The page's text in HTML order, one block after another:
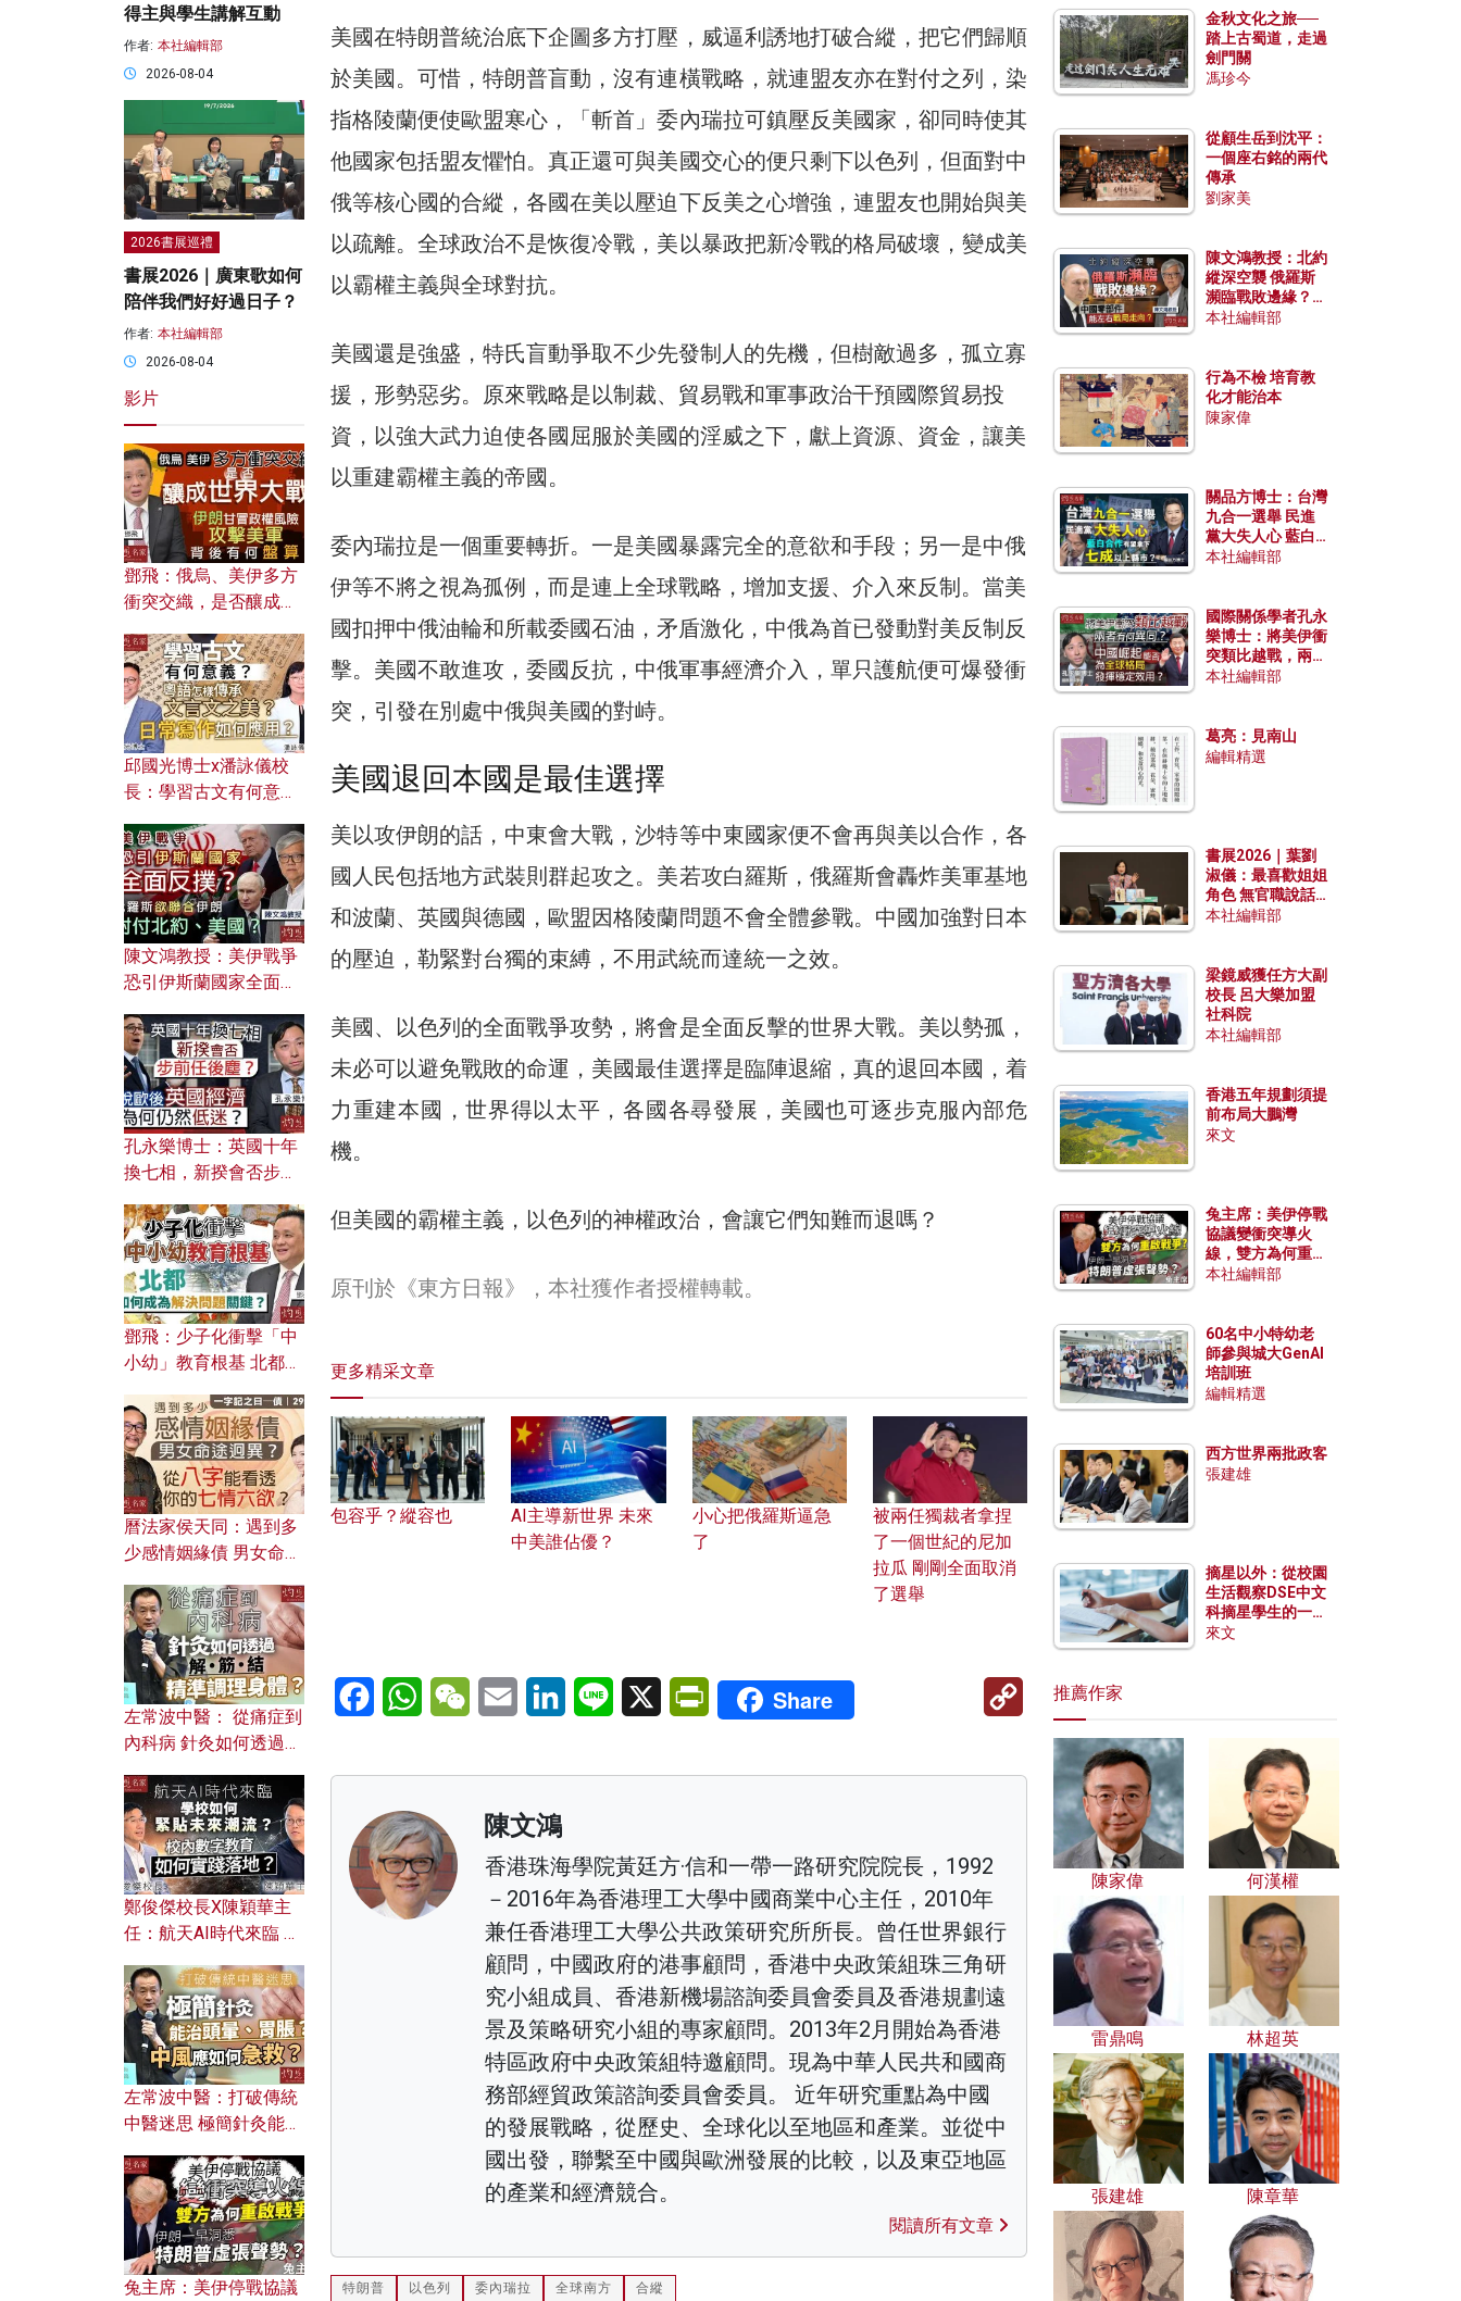
美國在特朗普統治底下企圖多方打壓，威逼利誘地打破合縱，把它們歸順
於美國。可惜，特朗普盲動，沒有連橫戰略，就連盟友亦在對付之列，染
指格陵蘭便使歐盟寒心，「斬首」委內瑞拉可鎮壓反美國家，卻同時使其
他國家包括盟友懼怕。真正還可與美國交心的便只剩下以色列，但面對中
俄等核心國的合縱，各國在美以壓迫下反美之心增強，連盟友也開始與美
以疏離。全球政治不是恢復冷戰，美以暴政把新冷戰的格局破壞，變成美
以霸權主義與全球對抗。
美國還是強盛，特氏盲動爭取不少先發制人的先機，但樹敵過多，孤立寡
援，形勢惡劣。原來戰略是以制裁、貿易戰和軍事政治干預國際貿易投
資，以強大武力迫使各國屈服於美國的淫威之下，獻上資源、資金，讓美
以重建霸權主義的帝國。
委內瑞拉是一個重要轉折。一是美國暴露完全的意欲和手段；另一是中俄
伊等不將之視為孤例，而是連上全球戰略，增加支援、介入來反制。當美
國扣押中俄油輪和所載委國石油，矛盾激化，中俄為首已發動對美反制反
擊。美國不敢進攻，委國反抗，中俄軍事經濟介入，單只護航便可爆發衝
突，引發在別處中俄與美國的對峙。
美國退回本國是最佳選擇
美以攻伊朗的話，中東會大戰，沙特等中東國家便不會再與美以合作，各
國人民包括地方武裝則群起攻之。美若攻白羅斯，俄羅斯會轟炸美軍基地
和波蘭、英國與德國，歐盟因格陵蘭問題不會全體參戰。中國加強對日本
的壓迫，勒緊對台獨的束縛，不用武統而達統一之效。
美國、以色列的全面戰爭攻勢，將會是全面反擊的世界大戰。美以勢孤，
未必可以避免戰敗的命運，美國最佳選擇是臨陣退縮，真的退回本國，着
力重建本國，世界得以太平，各國各尋發展，美國也可逐步克服內部危
機。
但美國的霸權主義，以色列的神權政治，會讓它們知難而退嗎？
原刊於《東方日報》，本社獲作者授權轉載。
更多精采文章
包容乎？縱容也
AI主導新世界 未來
中美誰佔優？
小心把俄羅斯逼急
了
被兩任獨裁者拿捏
了一個世紀的尼加
拉瓜 剛剛全面取消
了選舉
FacebookWhatsAppWeChatEmail LinkedInLine X PrintFriendly
Share
Copy
Link
陳文鴻
香港珠海學院黃廷方·信和一帶一路研究院院長，1992
－2016年為香港理工大學中國商業中心主任，2010年
兼任香港理工大學公共政策研究所所長。曾任世界銀行
顧問，中國政府的港事顧問，香港中央政策組珠三角研
究小組成員、香港新機場諮詢委員會委員及香港規劃遠
景及策略研究小組的專家顧問。2013年2月開始為香港
特區政府中央政策組特邀顧問。現為中華人民共和國商
務部經貿政策諮詢委員會委員。 近年研究重點為中國
的發展戰略，從歷史、全球化以至地區和產業。並從中
國出發，聯繫至中國與歐洲發展的比較，以及東亞地區
的產業和經濟競合。
閱讀所有文章
特朗普 以色列 委內瑞拉 全球南方 合縱
得主與學生講解互動
作者: 本社編輯部
2026-08-04
2026書展巡禮
書展2026｜廣東歌如何
陪伴我們好好過日子？
作者: 本社編輯部
2026-08-04
影片
鄧飛：俄烏、美伊多方
衝突交織，是否釀成世
風險攻擊美軍，背後有
何盤算？
邱國光博士x潘詠儀校
長：學習古文有何意
文之美？ 日常寫作如何
應用？
陳文鴻教授：美伊戰爭
恐引伊斯蘭國家全面反
對付北約美國？
孔永樂博士：英國十年
換七相，新揆會否步前
濟為何仍然低迷？
鄧飛：少子化衝擊「中
小幼」教育根基 北都如
曆法家侯天同：遇到多
少感情姻緣債 男女命途
的七情六欲？
左常波中醫： 從痛症到
內科病 針灸如何透過解
鄭俊傑校長X陳穎華主
任：航天AI時代來臨 學
校內數字教育如何實踐
落地？
左常波中醫：打破傳統
中醫迷思 極簡針灸能治
何急救？
兔主席：美伊停戰協議
金秋文化之旅──
踏上古蜀道，走過
劍門關
馮珍今
從顧生岳到沈平：
一個座右銘的兩代
傳承
劉家美
陳文鴻教授：北約
縱深空襲 俄羅斯
瀕臨戰敗邊緣？中
國零部件能左右戰
本社編輯部
行為不檢 培育教
化才能治本
陳家偉
關品方博士：台灣
九合一選舉 民進
黨大失人心 藍白
合作有望拿下七成
本社編輯部
國際關係學者孔永
樂博士：將美伊衝
突類比越戰，兩者
有何異同？中國崛
本社編輯部
葛亮：見南山
編輯精選
書展2026｜葉劉
淑儀：最喜歡姐姐
角色 無官職說話
包袱少
本社編輯部
梁鏡威獲任方大副
校長 呂大樂加盟
社科院
本社編輯部
香港五年規劃須提
前布局大鵬灣
來文
兔主席：美伊停戰
協議變衝突導火
線，雙方為何重啟
戰爭？伊朗一早洞
本社編輯部
60名中小特幼老
師參與城大GenAI
培訓班
編輯精選
西方世界兩批政客
張建雄
摘星以外：從校園
生活觀察DSE中文
科摘星學生的一點
特質
來文
推薦作家
陳家偉 何漢權
雷鼎鳴 林超英
張建雄 陳章華